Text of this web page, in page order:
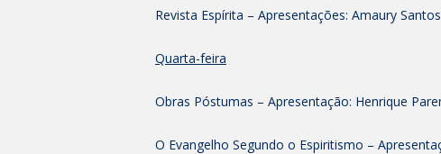
Revista Espírita – Apresentações: Amaury
Quarta-feira
Obras Póstumas – Apresentação: Henrique
O Evangelho Segundo o Espiritismo –